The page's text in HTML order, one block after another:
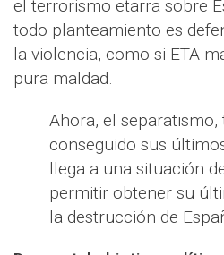
el terrorismo etarra sobre
todo planteamiento es
la violencia, como si ETA
pura maldad.
Ahora, el separatismo,
conseguido sus
llega a una situación
permitir obtener su
la destrucción de